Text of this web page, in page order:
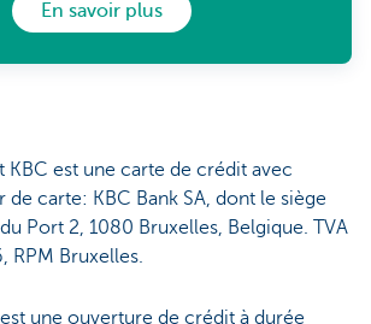
En savoir plus
KBC est une carte de crédit avec
carte: KBC Bank SA, dont le siège
Port 2, 1080 Bruxelles, Belgique. TVA
RPM Bruxelles.
une ouverture de crédit à durée